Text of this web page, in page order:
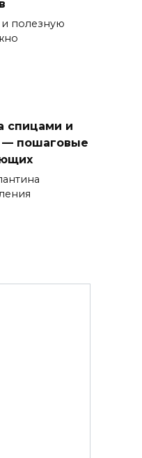
и полезную
спицами и
— пошаговые